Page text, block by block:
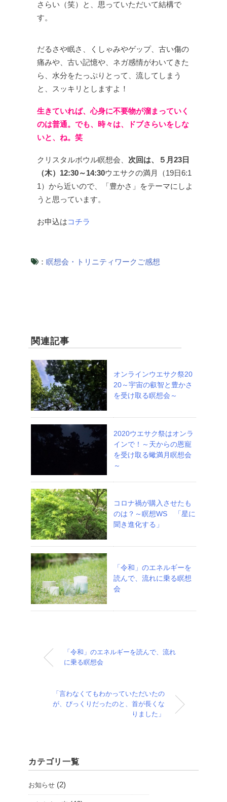
さらい（笑）と、思っていただいて結構で
す。
だるさや眠さ、くしゃみやゲップ、 古い傷の
痛みや、古い記憶や、 ネガ感情がわいてきた
ら、 水分をたっぷりとって、流してしまう
と、スッキリとしますよ！
生きていれば、心身に不要物が溜まっていく
のは普通。 でも、時々は、ドブさらいをしな
いと、ね。笑
クリスタルボウル瞑想会、 次回は、５月23日
（木）12:30～14:30ウエサクの満月（19日6:1
1）から近いので、
「豊かさ」をテーマにしよ
うと思っています。
お申込はコチラ
： 瞑想会・トリニティワークご感想
関連記事
オンラインウエサク祭20
20～宇宙の叡智と豊かさ
を受け取る瞑想会～
2020ウエサク祭はオンラ
インで！～天からの恩寵
を受け取る蠍満月瞑想会
～
コロナ禍が購入させたも
のは？～瞑想WS 「星に
聞き進化する」
「令和」のエネルギーを
読んで、流れに乗る瞑想
会
「令和」のエネルギーを読んで、流れ
に乗る瞑想会
「言わなくてもわかっていただいたの
が、びっくりだったのと、首が長くな
りました」
カテゴリ一覧
お知らせ (2)